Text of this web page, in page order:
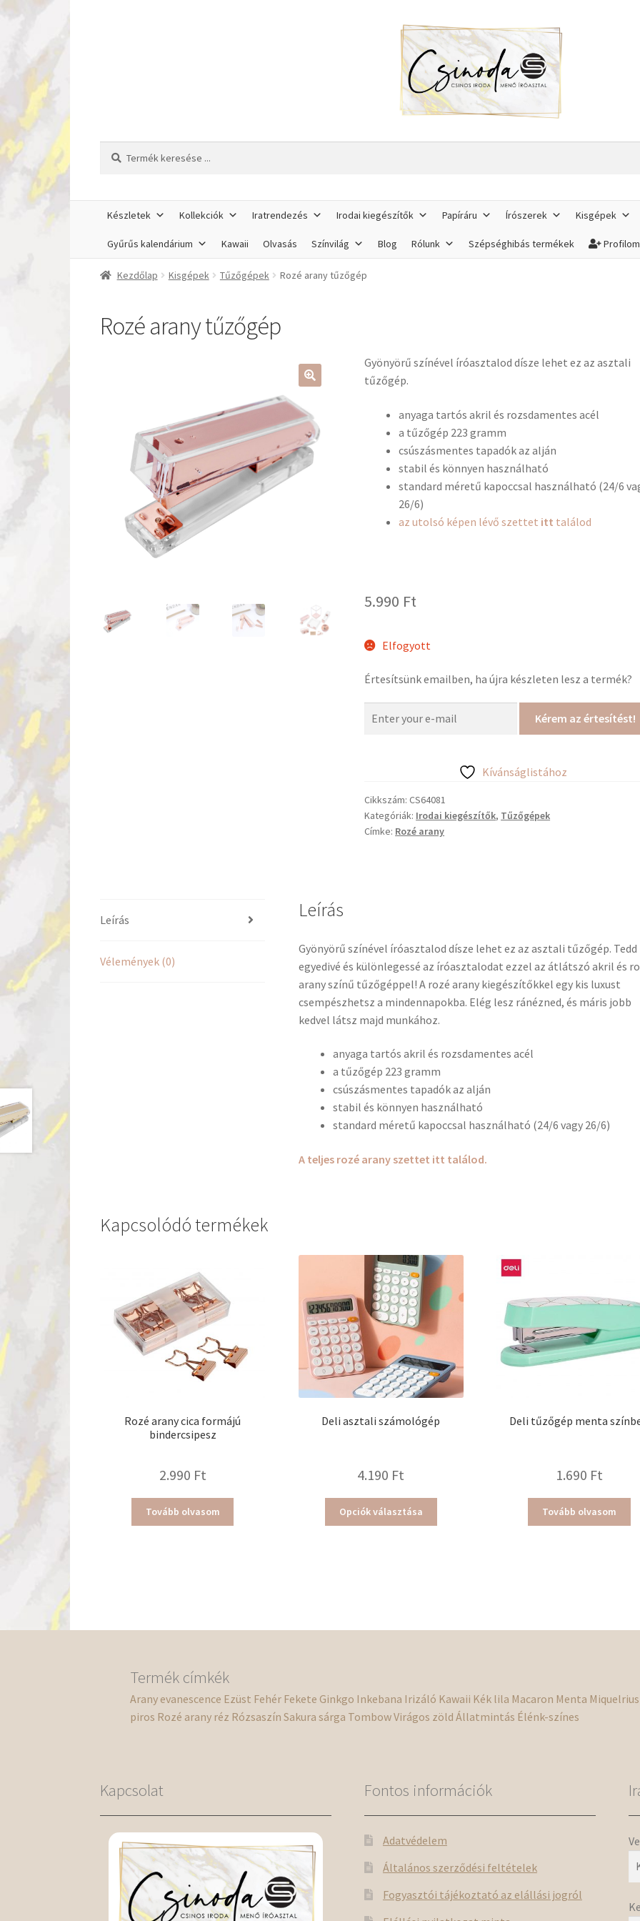
Készletek Kollekciók Iratrendezés Irodai kiegészítők Papíráru Írószerek Kisgépek
Gyűrűs kalendárium Kawaii Olvasás Színvilág Blog Rólunk Szépséghibás termékek Profilom
Kezdőlap Kisgépek Tűzőgépek Rozé arany tűzőgép
Rozé arany tűzőgép
Gyönyörű színével íróasztalod dísze lehet ez az asztali
tűzőgép.
anyaga tartós akril és rozsdamentes acél
a tűzőgép 223 gramm
csúszásmentes tapadók az alján
stabil és könnyen használható
standard méretű kapoccsal használható (24/6
26/6)
az utolsó képen lévő szettet itt találod
5.990 Ft
Elfogyott
Értesítsünk emailben, ha újra készleten lesz a termék?
Kérem az értesítést!
Kívánságlistához
Cikkszám:CS64081
Kategóriák: Irodai kiegészítők, Tűzőgépek
Címke: Rozé arany
Leírás
Vélemények (0)
Leírás
Gyönyörű színével íróasztalod dísze lehet ez az asztali tűzőgép. Tedd
egyedivé és különlegessé az íróasztalodat ezzel az átlátszó akril és
arany színű tűzőgéppel! A rozé arany kiegészítőkkel egy kis luxust
csempészhetsz a mindennapokba. Elég lesz ránézned, és máris jobb
kedvel látsz majd munkához.
anyaga tartós akril és rozsdamentes acél
a tűzőgép 223 gramm
csúszásmentes tapadók az alján
stabil és könnyen használható
standard méretű kapoccsal használható (24/6 vagy 26/6)
A teljes rozé arany szettet itt találod.
Kapcsolódó termékek
Rozé arany cica formájú
bindercsipesz
2.990 Ft
Tovább olvasom
Deli asztali számológép
4.190 Ft
Opciók választása
a
Deli tűzőgép menta
1.690 Ft
Tovább olvasom
Termék címkék
Arany evanescence Ezüst Fehér Fekete Ginkgo Inkebana Irizáló Kawaii Kék lila Macaron Menta Miquelrius
piros Rozé arany réz Rózsaszín Sakura sárga TombowVirágos zöld Állatmintás Élénk-színes
Kapcsolat Fontos információk
Adatvédelem
Általános szerződési feltételek
Fogyasztói tájékoztató az elállási jogról